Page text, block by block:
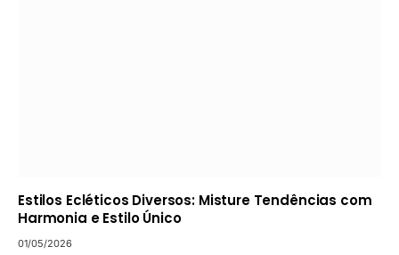
Estilos Ecléticos Diversos: Misture Tendências com
Harmonia e Estilo Único
01/05/2026